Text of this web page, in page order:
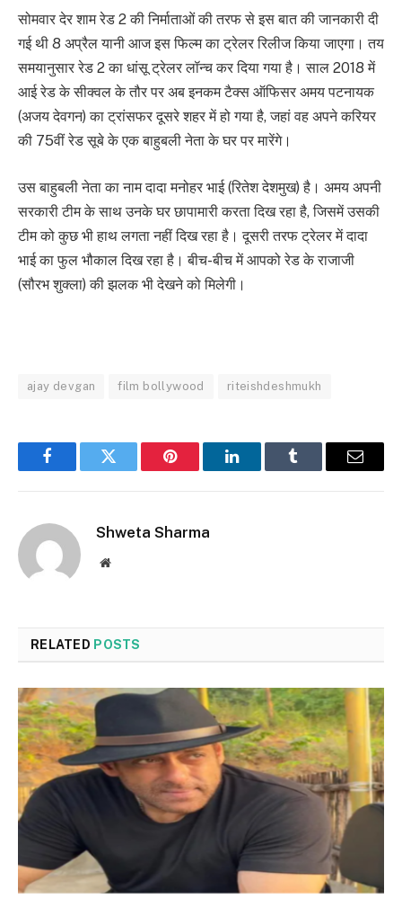
सोमवार देर शाम रेड 2 की निर्माताओं की तरफ से इस बात की जानकारी दी
गई थी 8 अप्रैल यानी आज इस फिल्म का ट्रेलर रिलीज किया जाएगा। तय
समयानुसार रेड 2 का धांसू ट्रेलर लॉन्च कर दिया गया है। साल 2018 में
आई रेड के सीक्वल के तौर पर अब इनकम टैक्स ऑफिसर अमय पटनायक
(अजय देवगन) का ट्रांसफर दूसरे शहर में हो गया है, जहां वह अपने करियर
की 75वीं रेड सूबे के एक बाहुबली नेता के घर पर मारेंगे।
उस बाहुबली नेता का नाम दादा मनोहर भाई (रितेश देशमुख) है। अमय अपनी
सरकारी टीम के साथ उनके घर छापामारी करता दिख रहा है, जिसमें उसकी
टीम को कुछ भी हाथ लगता नहीं दिख रहा है। दूसरी तरफ ट्रेलर में दादा
भाई का फुल भौकाल दिख रहा है। बीच-बीच में आपको रेड के राजाजी
(सौरभ शुक्ला) की झलक भी देखने को मिलेगी।
ajay devgan film bollywood riteishdeshmukh
FacebookTwitter Pinterest LinkedInTumblr Email
Shweta Sharma
Website
RELATED POSTS